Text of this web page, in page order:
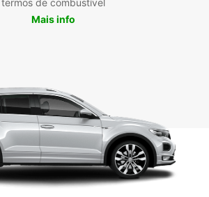
termos de combustível
Mais info